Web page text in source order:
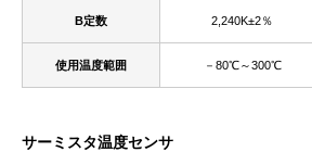
B定数 2,240K±2％
使用温度範囲 －80℃～300℃
サーミスタ温度センサ